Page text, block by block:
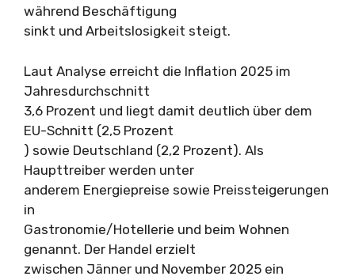
während Beschäftigung
sinkt und Arbeitslosigkeit steigt.
Laut Analyse erreicht die Inflation 2025 im
Jahresdurchschnitt
3,6 Prozent und liegt damit deutlich über dem
EU-Schnitt (2,5 Prozent
) sowie Deutschland (2,2 Prozent). Als
Haupttreiber werden unter
anderem Energiepreise sowie Preissteigerungen
in
Gastronomie/Hotellerie und beim Wohnen
genannt. Der Handel erzielt
zwischen Jänner und November 2025 ein